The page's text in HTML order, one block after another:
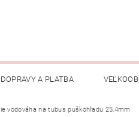
A PLATBA
vodováha na tubus puškohľadu 25,4mm